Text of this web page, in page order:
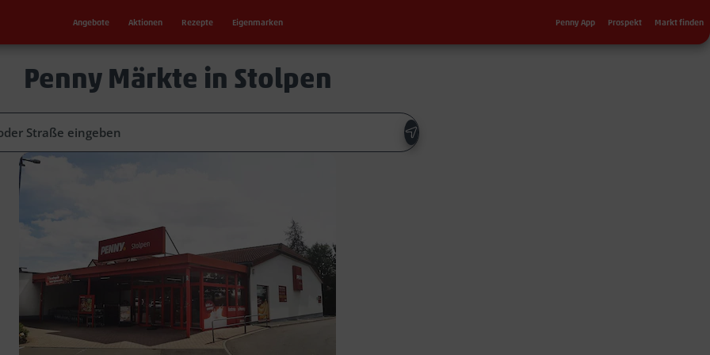
Angebote Aktionen Rezepte Eigenmarken Sekundärnavigation
Penny App Prospekt Markt finden
Penny Märkte in Stolpen